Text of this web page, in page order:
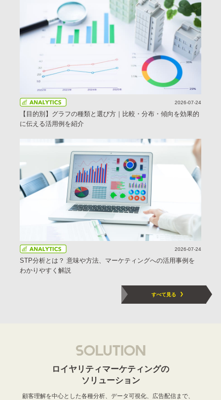
2026-07-24
【目的別】グラフの種類と選び方｜比較・分布・傾向を効果的
に伝える活用例を紹介
2026-07-24
STP分析とは？ 意味や方法、マーケティングへの活用事例を
わかりやすく解説
すべて見る
ロイヤリティマーケティングの
ソリューション
顧客理解を中心とした各種分析、データ可視化、広告配信まで、